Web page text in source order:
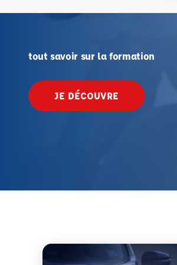
tout savoir sur la formation
JE DÉCOUVRE